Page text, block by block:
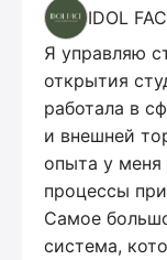
IDOL
Я управляю
открытия
работала в
и внешней
опыта у меня
процессы
Самое
система,